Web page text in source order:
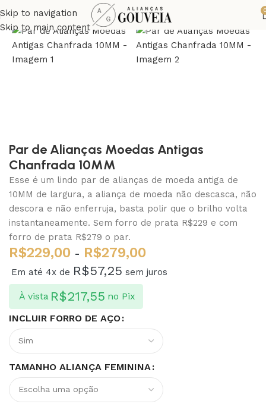
Skip to navigation
Skip to main content
Par de Alianças Moedas Antigas
Chanfrada 10MM
Esse é um lindo par de alianças de moeda antiga de
10MM de largura, a aliança de moeda não descasca, não
descora e não enferruja, basta polir que o brilho volta
instantaneamente. Sem forro de prata R$229 e com
forro de prata R$279 o par.
R$229,00 - R$279,00
Em até 4x de R$57,25 sem juros
À vista R$217,55 no Pix
INCLUIR FORRO DE AÇO
TAMANHO ALIANÇA FEMININA